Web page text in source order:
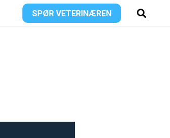
SPØR VETERINÆREN